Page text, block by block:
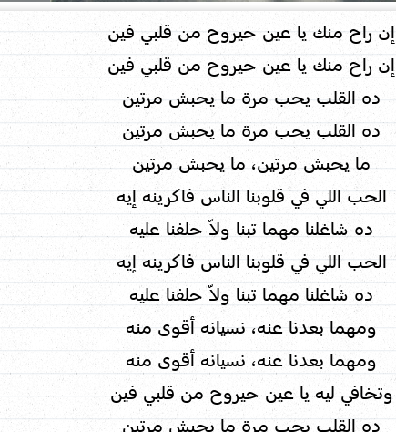
إن راح منك يا عين حيروح من قلبي فين
إن راح منك يا عين حيروح من قلبي فين
ده القلب يحب مرة ما يحبش مرتين
ده القلب يحب مرة ما يحبش مرتين
ما يحبش مرتين، ما يحبش مرتين
الحب اللي في قلوبنا الناس فاكرينه إيه
ده شاغلنا مهما تبنا ولاّ حلفنا عليه
الحب اللي في قلوبنا الناس فاكرينه إيه
ده شاغلنا مهما تبنا ولاّ حلفنا عليه
ومهما بعدنا عنه، نسيانه أقوى منه
ومهما بعدنا عنه، نسيانه أقوى منه
وتخافي ليه يا عين حيروح من قلبي فين
ده القلب يحب مرة ما يحبش مرتين